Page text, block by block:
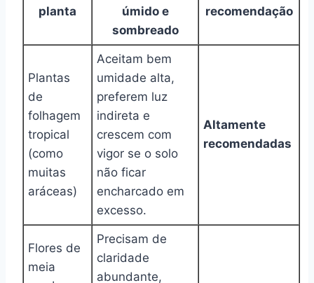
planta
úmido e
sombreado
recomendação
Plantas
de
folhagem
tropical
(como
muitas
aráceas)
Aceitam bem
umidade alta,
preferem luz
indireta e
crescem com
vigor se o solo
não ficar
encharcado em
excesso.
Altamente
recomendadas
Flores de
meia
Precisam de
claridade
abundante,